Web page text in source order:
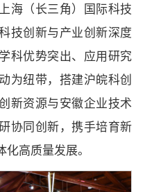
海（长三角）国际科技
技创新与产业创新深度
科优势突出、应用研究
为纽带，搭建沪皖科创
新资源与安徽企业技术
协同创新，携手培育新
高质量发展。